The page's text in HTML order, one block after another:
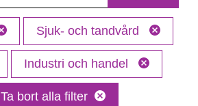
Sjuk- och tandvård
Industri och handel
Ta bort alla filter